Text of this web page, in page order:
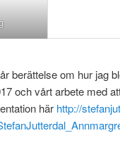
berättelse om hur jag
och vårt arbete med
här http://